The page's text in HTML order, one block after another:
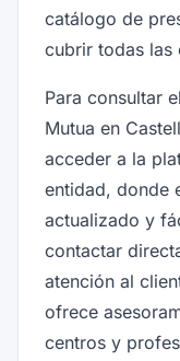
catálogo de
cubrir todas las
Para consultar
Mutua en
acceder a la
entidad, donde
actualizado y
contactar
atención al
ofrece
centros y